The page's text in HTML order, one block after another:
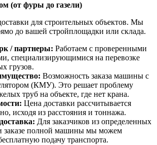
(от фуры до газели)
для строительных объектов. Мы
до вашей стройплощадки или склада.
/ партнеры: Работаем с проверенными
специализирующимися на перевозке
грузов.
Возможность заказа машины с
(КМУ). Это решает проблему
труб на объекте, где нет крана.
Цена доставки рассчитывается
исходя из расстояния и тоннажа.
Для заказчиков из определенных
заказе полной машины мы можем
подачу транспорта.